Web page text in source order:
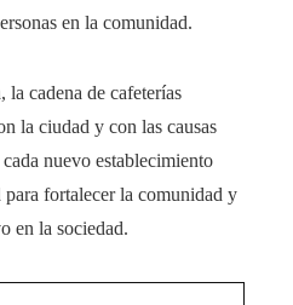
en la comunidad.​
la cadena de cafeterías
la ciudad y con las causas
nuevo establecimiento
fortalecer la comunidad y
en la sociedad.